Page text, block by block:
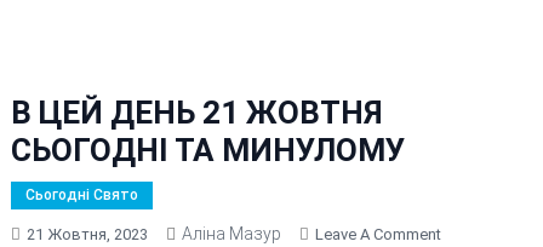
В ЦЕЙ ДЕНЬ 21 ЖОВТНЯ
СЬОГОДНІ ТА МИНУЛОМУ
Сьогодні Свято
21 Жовтня, 2023 Аліна Мазур Leave A CommentOn